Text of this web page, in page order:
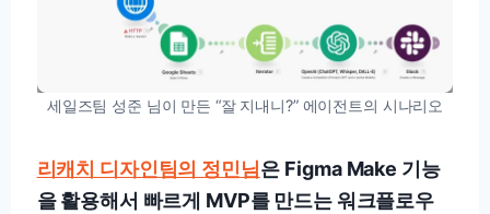
세일즈팀 성준 님이 만든 “잘 지내니?” 에이전트의 시나리오
리캐치 디자인팀의 정민님은 Figma Make 기능
을 활용해서 빠르게 MVP를 만드는 워크플로우